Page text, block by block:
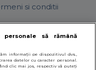
si conditii
să rămână
informații pe dispozitivul dvs.,
datelor cu caracter personal.
clic mai jos, respectiv vă puteți